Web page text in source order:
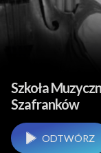
Szkoła
Szafranków
ODTWÓRZ